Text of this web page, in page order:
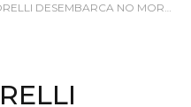
E LEVA O VERDADEIRO GELATO ARTESANAL AO CORAÇÃO DA ZONA SUL